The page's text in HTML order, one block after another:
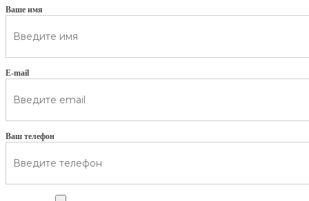
Ваше имя
E-mail
Ваш телефон